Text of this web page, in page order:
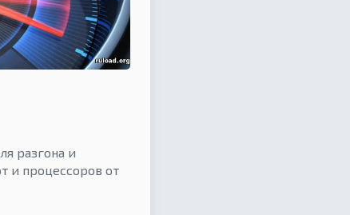
разгона и
и процессоров от